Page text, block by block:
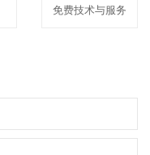
免费技术与服务